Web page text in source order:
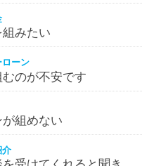
みたい
ーン
のが不安です
組めない
介